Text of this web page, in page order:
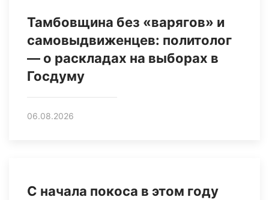
Тамбовщина без «варягов» и
самовыдвиженцев: политолог
— о раскладах на выборах в
Госдуму
06.08.2026
С начала покоса в этом году